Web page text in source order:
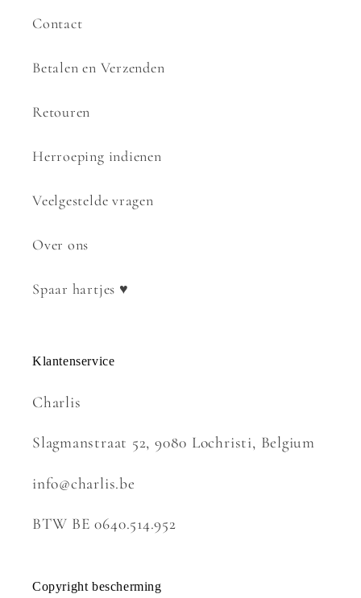
Contact
Betalen en Verzenden
Retouren
Herroeping indienen
Veelgestelde vragen
Over ons
Spaar hartjes ♥
Klantenservice
Charlis
Slagmanstraat 52, 9080 Lochristi, Belgium
info@charlis.be
BTW BE 0640.514.952
Copyright bescherming